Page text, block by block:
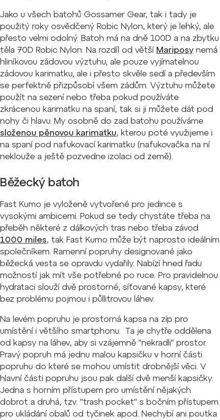
Jako u všech batohů Gossamer Gear, tak i tady je
použitý roky osvědčený Robic Nylon, který je lehký, ale
přesto velmi odolný. Batoh má na dně 100D a na zbytku
těla 70D Robic Nylon. Na rozdíl od větší Mariposy nemá
hliníkovou zádovou výztuhu, ale pouze vyjímatelnou
zádovou karimatku, ale i přesto skvěle sedí a především
se perfektně přizpůsobí všem zádům. Výztuhu můžete
použít na sezení nebo třeba pokud používáte
zkrácenou karimatku na spaní, tak si ji můžete dát pod
nohy či hlavu. My osobně do zad batohu používáme
složenou pěnovou karimatku, kterou poté využijeme i
na spaní pod nafukovací karimatku (nafukovačka na ní
neklouže a ještě pozvedne izolaci od země).
Běžecký batoh
Fast Kumo je vyloženě vytvořené pro jedince s
vysokými ambicemi. Pokud se tedy chystáte třeba na
přeběh některé z dálkových tras nebo třeba závod
1000 miles, tak Fast Kumo může být naprosto ideálním
společníkem. Ramenní popruhy designované jako
běžecká vesta se opravdu vydařily. Nabízí hned řadu
možností jak mít vše potřebné po ruce. Pro pravidelnou
hydrataci slouží dvě prostorné, síťované kapsy, které
bez problému pojmou i půllitrovou láhev.
Na levém popruhu je prostorná kapsa na zip pro
umístění i většího smartphonu. Ta je chytře oddělena
od kapsy na láhev, aby si vzájemně "nekradli" prostor.
Pravý popruh má jednu malou kapsičku v horní části
popruhu do které se mohou umístit drobnější věci. V
hlavní části popruhu jsou pak další dvě menší kapsičky.
Jedna s horním přístupem pro umístění nějakých
dobrot a druhá, tzv. "trash pocket" s bočním přístupem
pro ukládání obalů od tyčinek apod. Nechybí ani poutka